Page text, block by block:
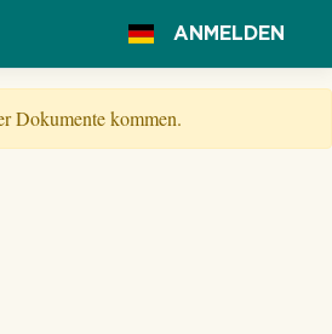
ANMELDEN
Dokumente kommen.